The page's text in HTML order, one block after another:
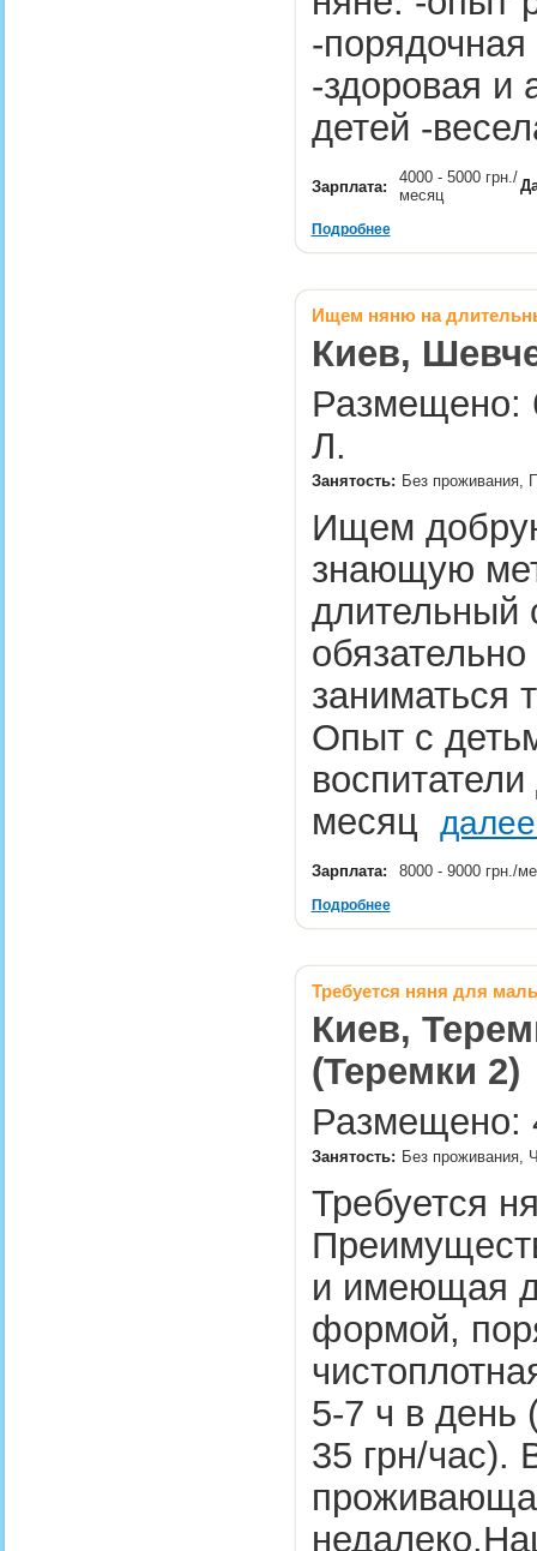
-порядочная
-здоровая и
детей -
Зарплата:
4000 - 5000 грн./
месяц
Подробнее
Ищем няню на
Киев,
Размещено:
Л.
Занятость: Без проживания,
Ищем
знающую
длительный
заниматься
Опыт с
месяц
Зарплата: 8000 - 9000 грн./
Подробнее
Требуется няня для
Киев,
(Теремки 2)
Размещено:
Занятость: Без проживания,
Требуется
и имеющая
формой,
5-7 ч в день
35 грн/час).